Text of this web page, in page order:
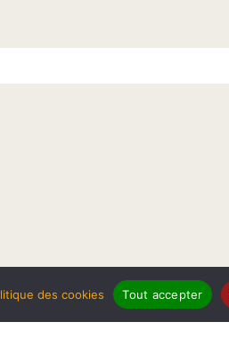
des cookies Tout accepter